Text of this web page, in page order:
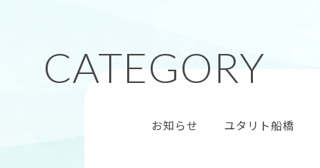
お知らせ ユタリト船橋